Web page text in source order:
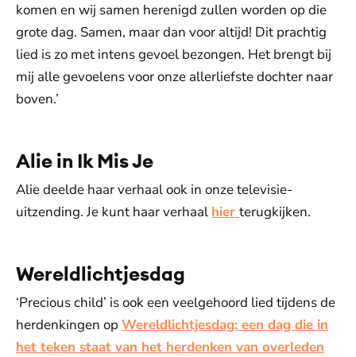
komen en wij samen herenigd zullen worden op die
grote dag. Samen, maar dan voor altijd! Dit prachtig
lied is zo met intens gevoel bezongen. Het brengt bij
mij alle gevoelens voor onze allerliefste dochter naar
boven.’
Alie in Ik Mis Je
Alie deelde haar verhaal ook in onze televisie-
uitzending. Je kunt haar verhaal hier terugkijken.
Wereldlichtjesdag
‘Precious child’ is ook een veelgehoord lied tijdens de
herdenkingen op Wereldlichtjesdag: een dag die in
het teken staat van het herdenken van overleden